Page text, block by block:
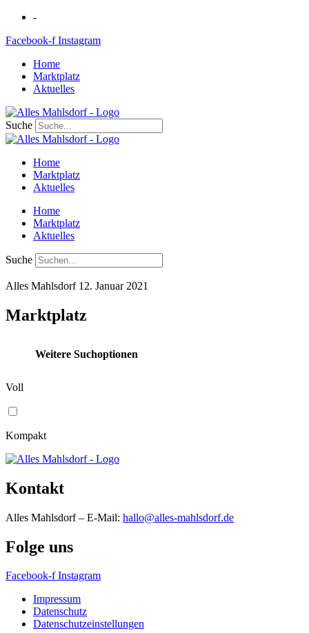
Zum
springen
-
Facebook-f Instagram
Home
Marktplatz
Aktuelles
Suche
Home
Marktplatz
Aktuelles
Home
Marktplatz
Aktuelles
Suche
Alles Mahlsdorf 12. Januar 2021
Marktplatz
Weitere Suchoptionen
Voll
Kompakt
Kontakt
Alles Mahlsdorf – E-Mail: hallo@alles-mahlsdorf.de
Folge uns
Facebook-f Instagram
Impressum
Datenschutz
Datenschutzeinstellungen